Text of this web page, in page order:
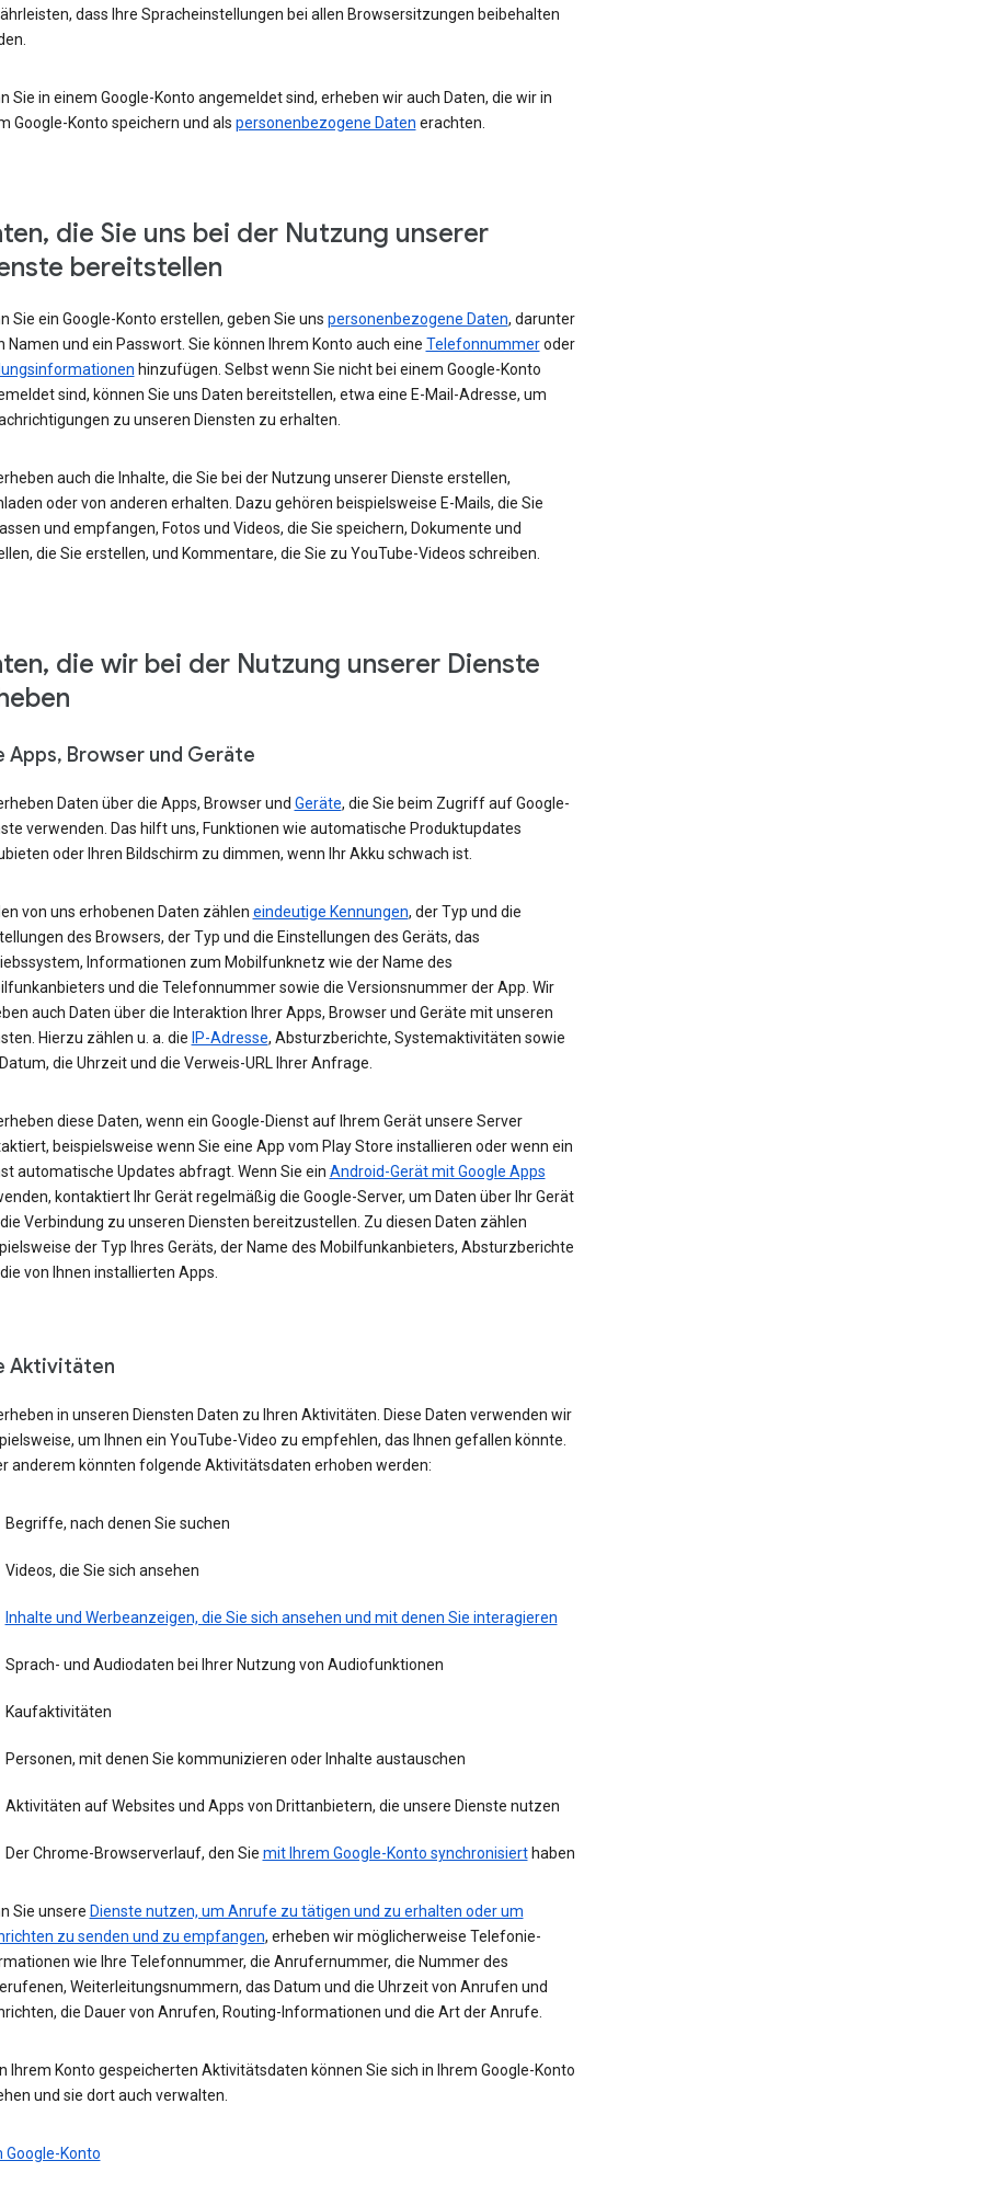
dass Ihre Spracheinstellungen bei allen Browsersitzungen beibehalten
Sie in einem Google-Konto angemeldet sind, erheben wir auch Daten, die wir in
Google-Konto speichern und als personenbezogene Daten erachten.
die Sie uns bei der Nutzung unserer
bereitstellen
Sie ein Google-Konto erstellen, geben Sie uns personenbezogene Daten, darunter
Namen und ein Passwort. Sie können Ihrem Konto auch eine Telefonnummeroder
hinzufügen. Selbst wenn Sie nicht bei einem Google-Konto
sind, können Sie uns Daten bereitstellen, etwa eine E-Mail-Adresse, um
zu unseren Diensten zu erhalten.
auch die Inhalte, die Sie bei der Nutzung unserer Dienste erstellen,
oder von anderen erhalten. Dazu gehören beispielsweise E-Mails, die Sie
und empfangen, Fotos und Videos, die Sie speichern, Dokumente und
die Sie erstellen, und Kommentare, die Sie zu YouTube-Videos schreiben.
die wir bei der Nutzung unserer Dienste
Apps, Browser und Geräte
Daten über die Apps, Browser und Geräte, die Sie beim Zugriff auf Google-
verwenden. Das hilft uns, Funktionen wie automatische Produktupdates
oder Ihren Bildschirm zu dimmen, wenn Ihr Akku schwach ist.
von uns erhobenen Daten zählen eindeutige Kennungen, der Typ und die
des Browsers, der Typ und die Einstellungen des Geräts, das
Informationen zum Mobilfunknetz wie der Name des
und die Telefonnummer sowie die Versionsnummer der App. Wir
auch Daten über die Interaktion Ihrer Apps, Browser und Geräte mit unseren
Hierzu zählen u. a. die IP-Adresse, Absturzberichte, Systemaktivitäten sowie
die Uhrzeit und die Verweis-URL Ihrer Anfrage.
diese Daten, wenn ein Google-Dienst auf Ihrem Gerät unsere Server
beispielsweise wenn Sie eine App vom Play Store installieren oder wenn ein
automatische Updates abfragt. Wenn Sie ein Android-Gerät mit Google Apps
kontaktiert Ihr Gerät regelmäßig die Google-Server, um Daten über Ihr Gerät
Verbindung zu unseren Diensten bereitzustellen. Zu diesen Daten zählen
der Typ Ihres Geräts, der Name des Mobilfunkanbieters, Absturzberichte
von Ihnen installierten Apps.
Aktivitäten
in unseren Diensten Daten zu Ihren Aktivitäten. Diese Daten verwenden wir
um Ihnen ein YouTube-Video zu empfehlen, das Ihnen gefallen könnte.
anderem könnten folgende Aktivitätsdaten erhoben werden:
Begriffe, nach denen Sie suchen
Videos, die Sie sich ansehen
Inhalte und Werbeanzeigen, die Sie sich ansehen und mit denen Sie interagieren
Sprach- und Audiodaten bei Ihrer Nutzung von Audiofunktionen
Kaufaktivitäten
Personen, mit denen Sie kommunizieren oder Inhalte austauschen
Aktivitäten auf Websites und Apps von Drittanbietern, die unsere Dienste nutzen
Der Chrome-Browserverlauf, den Sie mit Ihrem Google-Konto synchronisierthaben
Sie unsere Dienste nutzen, um Anrufe zu tätigen und zu erhalten oder um
zu senden und zu empfangen, erheben wir möglicherweise Telefonie-
wie Ihre Telefonnummer, die Anrufernummer, die Nummer des
Weiterleitungsnummern, das Datum und die Uhrzeit von Anrufen und
die Dauer von Anrufen, Routing-Informationen und die Art der Anrufe.
Ihrem Konto gespeicherten Aktivitätsdaten können Sie sich in Ihrem Google-Konto
und sie dort auch verwalten.
Google-Konto